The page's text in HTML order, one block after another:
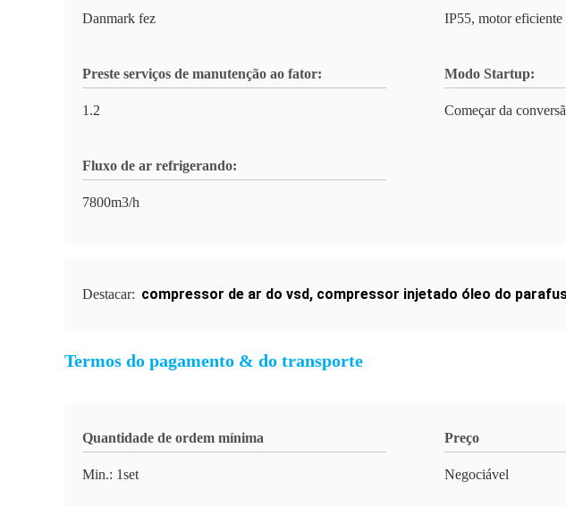
Danmark fez IP55, motor
Preste serviços de manutenção ao fator:
1.2
Modo Startup:
Começar da
Fluxo de ar refrigerando:
7800m3/h
Destacar: compressor de ar do vsd, compressor injetado óleo do
Termos do pagamento & do transporte
Quantidade de ordem mínima
Min.: 1set
Preço
Negociável